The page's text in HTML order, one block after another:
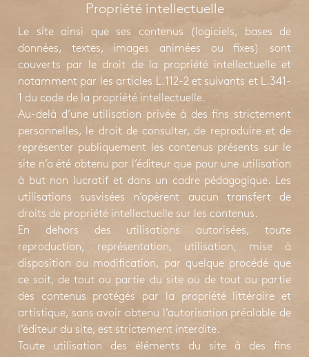
Propriété intellectuelle
Le site ainsi que ses contenus (logiciels, bases de
données, textes, images animées ou fixes) sont
couverts par le droit de la propriété intellectuelle et
notamment par les articles L.112-2 et suivants et L.341-
1 du code de la propriété intellectuelle.
Au-delà d’une utilisation privée à des fins strictement
personnelles, le droit de consulter, de reproduire et de
représenter publiquement les contenus présents sur le
site n’a été obtenu par l’éditeur que pour une utilisation
à but non lucratif et dans un cadre pédagogique. Les
utilisations susvisées n’opèrent aucun transfert de
droits de propriété intellectuelle sur les contenus.
En dehors des utilisations autorisées, toute
reproduction, représentation, utilisation, mise à
disposition ou modification, par quelque procédé que
ce soit, de tout ou partie du site ou de tout ou partie
des contenus protégés par la propriété littéraire et
artistique, sans avoir obtenu l’autorisation préalable de
l’éditeur du site, est strictement interdite.
Toute utilisation des éléments du site à des fins